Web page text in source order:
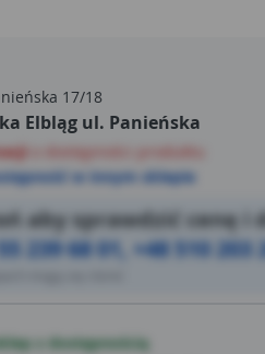
czynniki atmosferyczne. To
oczy i spełniać swoje funkcje na
jakości panelu
17/18
Elbląg ul. Panieńska
o dostępności produktu
w innym sklepie
aby sprawdzić cenę i
239 68 01, +48 510 203
z dostępnością